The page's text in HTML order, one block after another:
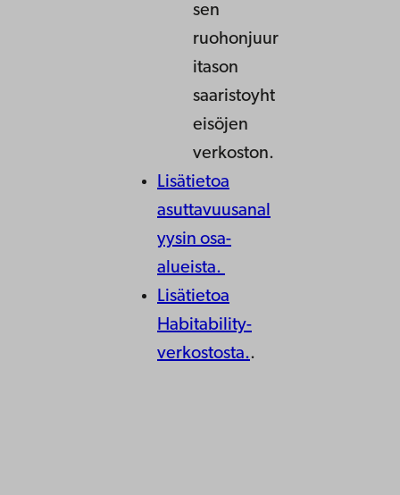
sen
ruohonjuur
itason
saaristoyht
eisöjen
verkoston.
Lisätietoa
asuttavuusanal
yysin osa-
alueista.
Lisätietoa
Habitability-
verkostosta..